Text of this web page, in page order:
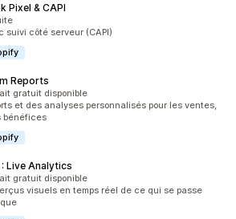
Pixel & CAPI
suivi côté serveur (CAPI)
Reports
gratuit disponible
et des analyses personnalisés pour les ventes,
bénéfices
Live Analytics
gratuit disponible
visuels en temps réel de ce qui se passe